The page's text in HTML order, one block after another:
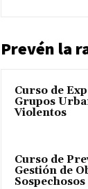
Prevén la
Curso de
Grupos
Violentos
Curso de
Gestión de
Sospechosos